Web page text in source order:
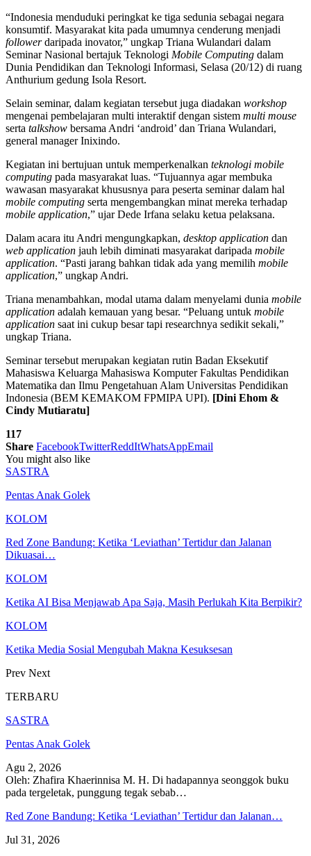
“Indonesia menduduki peringkat ke tiga sedunia sebagai negara
konsumtif. Masyarakat kita pada umumnya cenderung menjadi
followerdaripada inovator,” ungkap Triana Wulandari dalam
Seminar Nasional bertajuk Teknologi Mobile Computing dalam
Dunia Pendidikan dan Teknologi Informasi, Selasa (20/12) di ruang
Anthurium gedung Isola Resort.
Selain seminar, dalam kegiatan tersebut juga diadakan workshop
mengenai pembelajaran multi interaktif dengan sistem multi mouse
serta talkshow bersama Andri ‘android’ dan Triana Wulandari,
general manager Inixindo.
Kegiatan ini bertujuan untuk memperkenalkan teknologi mobile
computing pada masyarakat luas. “Tujuannya agar membuka
wawasan masyarakat khususnya para peserta seminar dalam hal
mobile computing serta mengembangkan minat mereka terhadap
mobile application,” ujar Dede Irfana selaku ketua pelaksana.
Dalam acara itu Andri mengungkapkan, desktop application dan
web application jauh lebih diminati masyarakat daripada mobile
application. “Pasti jarang bahkan tidak ada yang memilih mobile
application,” ungkap Andri.
Triana menambahkan, modal utama dalam menyelami dunia mobile
application adalah kemauan yang besar. “Peluang untuk mobile
application saat ini cukup besar tapi researchnya sedikit sekali,”
ungkap Triana.
Seminar tersebut merupakan kegiatan rutin Badan Eksekutif
Mahasiswa Keluarga Mahasiswa Komputer Fakultas Pendidikan
Matematika dan Ilmu Pengetahuan Alam Universitas Pendidikan
Indonesia (BEM KEMAKOM FPMIPA UPI). [Dini Ehom &
Cindy Mutiaratu]
117
Share FacebookTwitterReddItWhatsAppEmail
You might also like
SASTRA
Pentas Anak Golek
KOLOM
Red Zone Bandung: Ketika ‘Leviathan’ Tertidur dan Jalanan
Dikuasai…
KOLOM
Ketika AI Bisa Menjawab Apa Saja, Masih Perlukah Kita Berpikir?
KOLOM
Ketika Media Sosial Mengubah Makna Kesuksesan
Prev Next
TERBARU
SASTRA
Pentas Anak Golek
Agu 2, 2026
Oleh: Zhafira Khaerinnisa M. H. Di hadapannya seonggok buku
pada tergeletak, punggung tegak sebab…
Red Zone Bandung: Ketika ‘Leviathan’ Tertidur dan Jalanan…
Jul 31, 2026